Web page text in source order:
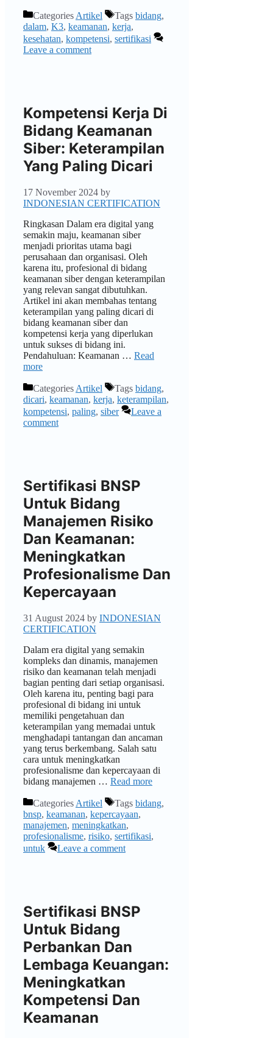
Categories Artikel Tags bidang,
dalam, K3, keamanan, kerja,
kesehatan, kompetensi, sertifikasi
Leave a comment
Kompetensi Kerja Di
Bidang Keamanan
Siber: Keterampilan
Yang Paling Dicari
17 November 2024 by
INDONESIAN CERTIFICATION
Ringkasan Dalam era digital yang
semakin maju, keamanan siber
menjadi prioritas utama bagi
perusahaan dan organisasi. Oleh
karena itu, profesional di bidang
keamanan siber dengan keterampilan
yang relevan sangat dibutuhkan.
Artikel ini akan membahas tentang
keterampilan yang paling dicari di
bidang keamanan siber dan
kompetensi kerja yang diperlukan
untuk sukses di bidang ini.
Pendahuluan: Keamanan … Read
more
Categories Artikel Tags bidang,
dicari, keamanan, kerja, keterampilan,
kompetensi, paling, siber
Leave a
comment
Sertifikasi BNSP
Untuk Bidang
Manajemen Risiko
Dan Keamanan:
Meningkatkan
Profesionalisme Dan
Kepercayaan
31 August 2024 by INDONESIAN
CERTIFICATION
Dalam era digital yang semakin
kompleks dan dinamis, manajemen
risiko dan keamanan telah menjadi
bagian penting dari setiap organisasi.
Oleh karena itu, penting bagi para
profesional di bidang ini untuk
memiliki pengetahuan dan
keterampilan yang memadai untuk
menghadapi tantangan dan ancaman
yang terus berkembang. Salah satu
cara untuk meningkatkan
profesionalisme dan kepercayaan di
bidang manajemen … Read more
Categories Artikel Tags bidang,
bnsp, keamanan, kepercayaan,
manajemen, meningkatkan,
profesionalisme, risiko, sertifikasi,
untuk
Leave a comment
Sertifikasi BNSP
Untuk Bidang
Perbankan Dan
Lembaga Keuangan:
Meningkatkan
Kompetensi Dan
Keamanan